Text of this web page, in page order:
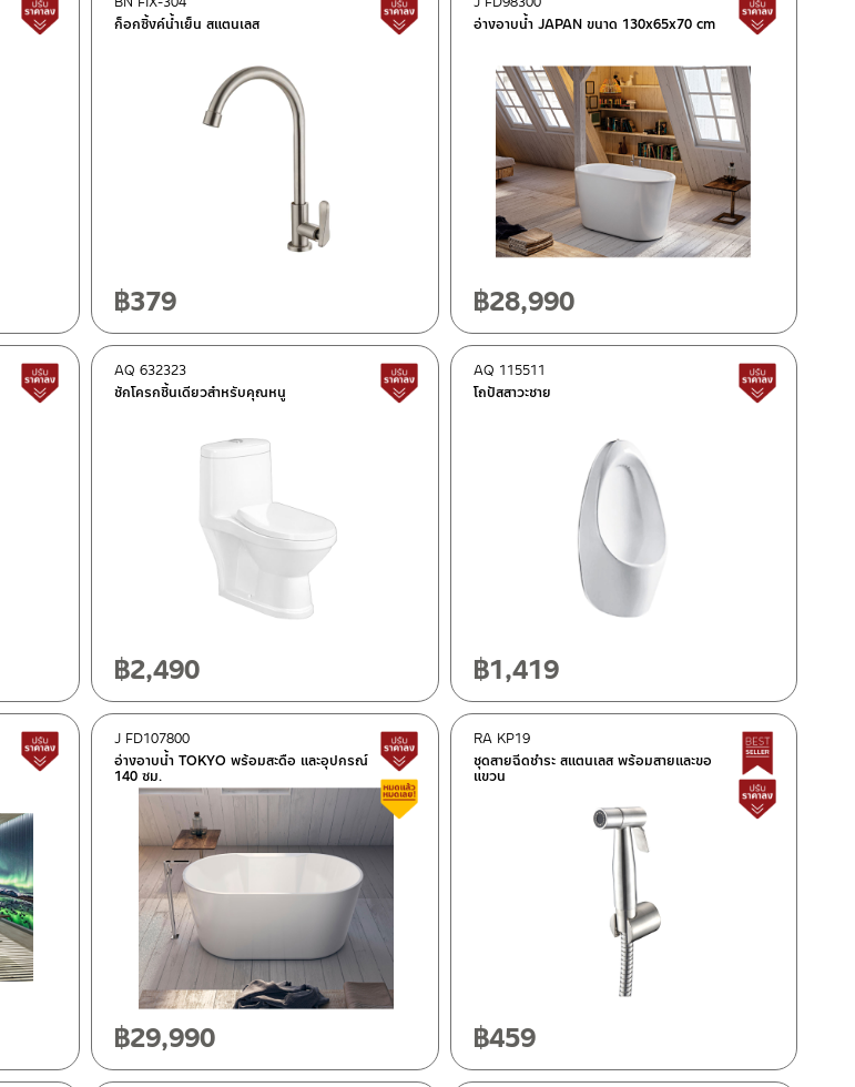
ก็อกซิ้งค์น้ำเย็น สแตนเลส
฿379
อ่างอาบน้ำ JAPAN ขนาด 130x65x70 cm
฿28,990
สินค้าปรับราคาลดลง
ชักโครกชิ้นเดียวสำหรับคุณหนู
AQ 632323 สินค้าปรับราคาลดลง
฿2,490
โถปัสสาวะชาย
AQ 115511
฿1,419
สินค้าปรับราคาลดลง
อ่างอาบน้ำ TOKYO พร้อมสะดือ และอุปกรณ์
140 ซม.
J FD107800 สินค้าปรับราคาลดลง
฿29,990
ชุดสายฉีดชำระ สแตนเลส พร้อมสายและขอ
แขวน
RA KP19
฿459